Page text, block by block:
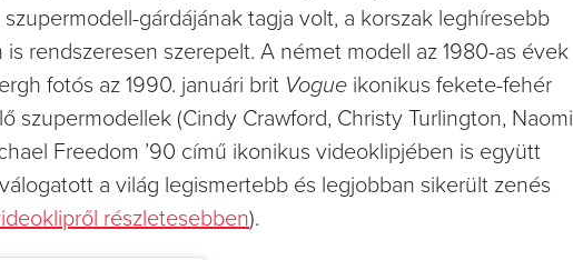
gárdájának tagja volt, a korszak leghíresebb
rendszeresen szerepelt. A német modell az 1980-as évek
fotós az 1990. januári brit Vogue ikonikus fekete-fehér
szupermodellek (Cindy Crawford, Christy Turlington, Naomi
Freedom ’90 című ikonikus videoklipjében is együtt
a világ legismertebb és legjobban sikerült zenés
részletesebben).